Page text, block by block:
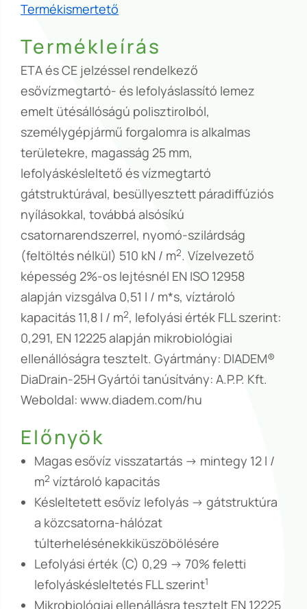
Termékismertető
Termékleírás
ETA és CE jelzéssel rendelkező
esővízmegtartó- és lefolyáslassító lemez
emelt ütésállóságú polisztirolból,
személygépjármű forgalomra is alkalmas
területekre, magasság 25 mm,
lefolyáskésleltető és vízmegtartó
gátstruktúrával, besüllyesztett páradiffúziós
nyílásokkal, továbbá alsósíkú
csatornarendszerrel, nyomó-szilárdság
(feltöltés nélkül) 510 kN / m2. Vízelvezető
képesség 2%-os lejtésnél EN ISO 12958
alapján vizsgálva 0,51 l / m*s, víztároló
kapacitás 11,8 l / m2, lefolyási érték FLL szerint:
0,291, EN 12225 alapján mikrobiológiai
ellenállóságra tesztelt. Gyártmány: DIADEM®
DiaDrain-25H Gyártói tanúsítvány: A.P.P. Kft.
Weboldal: www.diadem.com/hu
Előnyök
Magas esővíz visszatartás -> mintegy 12 l /
m2 víztároló kapacitás
Késleltetett esővíz lefolyás -> gátstruktúra
a közcsatorna-hálózat
túlterhelésénekkiküszöbölésére
Lefolyási érték (C) 0,29 -> 70% feletti
lefolyáskésleltetés FLL szerint1
Mikrobiológiai ellenállásra tesztelt EN 12225